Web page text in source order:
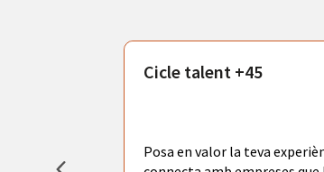
Cicle talent +45
Posa en valor la teva